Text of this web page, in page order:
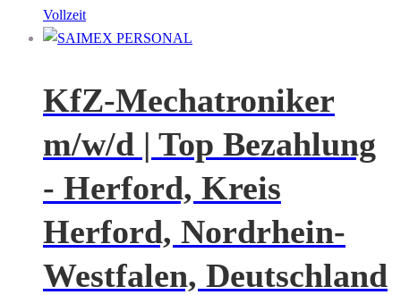
Vollzeit
KfZ-Mechatroniker
m/w/d | Top Bezahlung
- Herford, Kreis
Herford, Nordrhein-
Westfalen, Deutschland